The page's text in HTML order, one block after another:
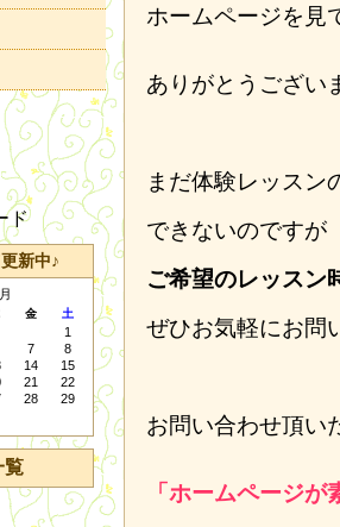
ホームページを見
ありがとうござい
まだ体験レッスン
できないのですが
ご希望のレッスン
ぜひお気軽にお問
お問い合わせ頂い
「ホームページ
ド
新中♪
金 土
1
7
8
14
15
21
22
28
29
覧